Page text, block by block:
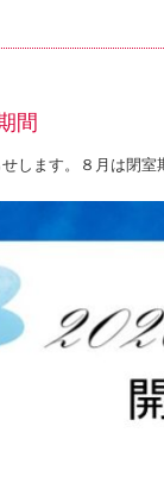
間
します。８月は閉